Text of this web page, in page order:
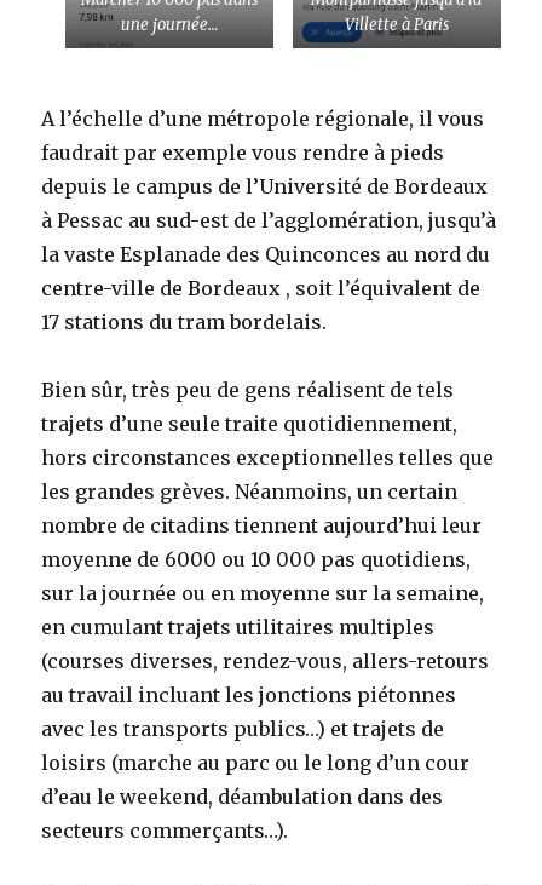
une journée…
Villette à Paris
A l’échelle d’une métropole régionale, il vous
faudrait par exemple vous rendre à pieds
depuis le campus de l’Université de Bordeaux
à Pessac au sud-est de l’agglomération, jusqu’à
la vaste Esplanade des Quinconces au nord du
centre-ville de Bordeaux , soit l’équivalent de
17 stations du tram bordelais.
Bien sûr, très peu de gens réalisent de tels
trajets d’une seule traite quotidiennement,
hors circonstances exceptionnelles telles que
les grandes grèves. Néanmoins, un certain
nombre de citadins tiennent aujourd’hui leur
moyenne de 6000 ou 10 000 pas quotidiens,
sur la journée ou en moyenne sur la semaine,
en cumulant trajets utilitaires multiples
(courses diverses, rendez-vous, allers-retours
au travail incluant les jonctions piétonnes
avec les transports publics…) et trajets de
loisirs (marche au parc ou le long d’un cour
d’eau le weekend, déambulation dans des
secteurs commerçants…).